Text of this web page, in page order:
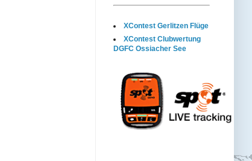
XContest Gerlitzen Flüge
XContest Clubwertung
DGFC Ossiacher See